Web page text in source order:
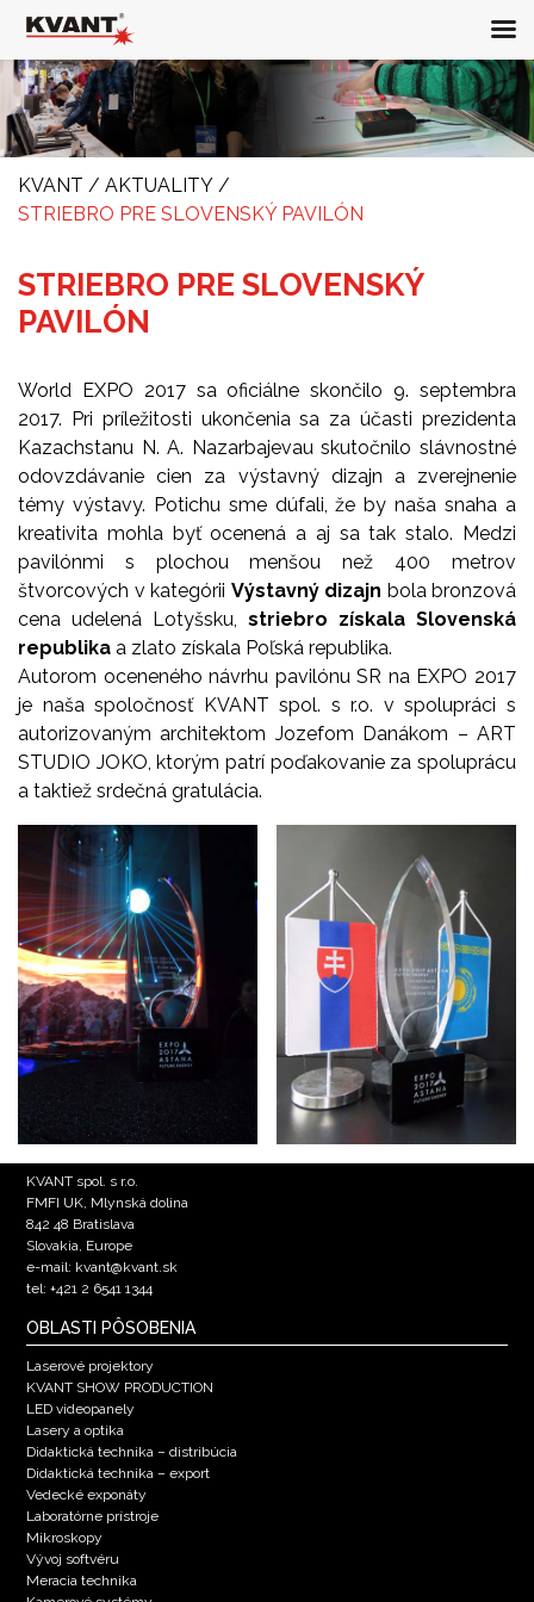
KVANT / AKTUALITY /
STRIEBRO PRE SLOVENSKÝ PAVILÓN
STRIEBRO PRE SLOVENSKÝ
PAVILÓN
World EXPO 2017 sa oficiálne skončilo 9. septembra
2017. Pri príležitosti ukončenia sa za účasti prezidenta
Kazachstanu N. A. Nazarbajevau skutočnilo slávnostné
odovzdávanie cien za výstavný dizajn a zverejnenie
témy výstavy. Potichu sme dúfali, že by naša snaha a
kreativita mohla byť ocenená a aj sa tak stalo. Medzi
pavilónmi s plochou menšou než 400 metrov
štvorcových v kategórii Výstavný dizajn bola bronzová
cena udelená Lotyšsku, striebro získala Slovenská
republika a zlato získala Poľská republika.
Autorom oceneného návrhu pavilónu SR na EXPO 2017
je naša spoločnosť KVANT spol. s r.o. v spolupráci s
autorizovaným architektom Jozefom Danákom – ART
STUDIO JOKO, ktorým patrí poďakovanie za spoluprácu
a taktiež srdečná gratulácia.
KVANT spol. s r.o.
FMFI UK, Mlynská dolina
842 48 Bratislava
Slovakia, Europe
e-mail: kvant@kvant.sk
tel: +421 2 6541 1344
OBLASTI PÔSOBENIA
Laserové projektory
KVANT SHOW PRODUCTION
LED videopanely
Lasery a optika
Didaktická technika – distribúcia
Didaktická technika – export
Vedecké exponáty
Laboratórne prístroje
Mikroskopy
Vývoj softvéru
Meracia technika